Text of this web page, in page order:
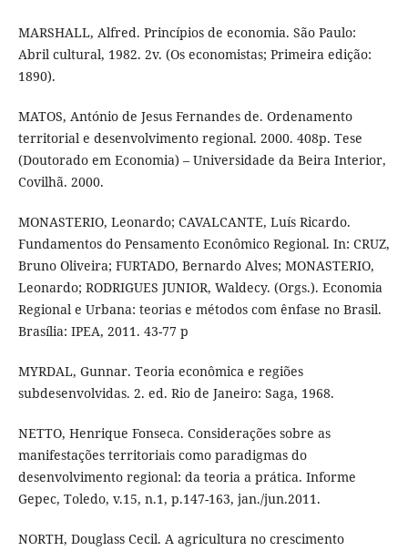
MARSHALL, Alfred. Princípios de economia. São Paulo:
Abril cultural, 1982. 2v. (Os economistas; Primeira edição:
1890).
MATOS, António de Jesus Fernandes de. Ordenamento
territorial e desenvolvimento regional. 2000. 408p. Tese
(Doutorado em Economia) – Universidade da Beira Interior,
Covilhã. 2000.
MONASTERIO, Leonardo; CAVALCANTE, Luís Ricardo.
Fundamentos do Pensamento Econômico Regional. In: CRUZ,
Bruno Oliveira; FURTADO, Bernardo Alves; MONASTERIO,
Leonardo; RODRIGUES JUNIOR, Waldecy. (Orgs.). Economia
Regional e Urbana: teorias e métodos com ênfase no Brasil.
Brasília: IPEA, 2011. 43-77 p
MYRDAL, Gunnar. Teoria econômica e regiões
subdesenvolvidas. 2. ed. Rio de Janeiro: Saga, 1968.
NETTO, Henrique Fonseca. Considerações sobre as
manifestações territoriais como paradigmas do
desenvolvimento regional: da teoria a prática. Informe
Gepec, Toledo, v.15, n.1, p.147-163, jan./jun.2011.
NORTH, Douglass Cecil. A agricultura no crescimento